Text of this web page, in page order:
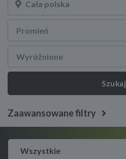
Szukaj
Zaawansowane filtry
Wszystkie